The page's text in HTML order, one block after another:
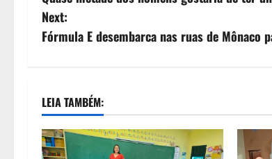
Next:
Fórmula E desembarca nas ruas de
LEIA TAMBÉM: